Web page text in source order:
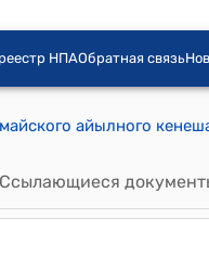
НПАОбратная связь
Ссылающиеся